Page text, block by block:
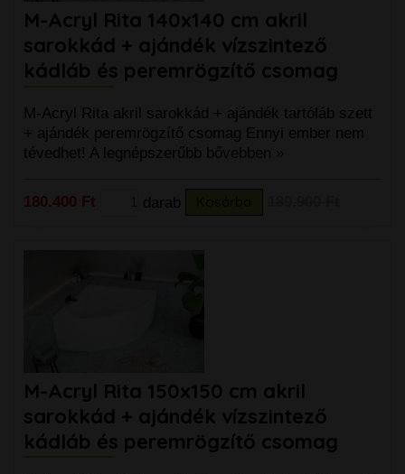
M-Acryl Rita 140x140 cm akril
sarokkád + ajándék vízszintező
kádláb és peremrögzítő csomag
M-Acryl Rita akril sarokkád + ajándék tartóláb szett
+ ajándék peremrögzítő csomag Ennyi ember nem
tévedhet! A legnépszerűbb bővebben »
180.400 Ft darab
M-Acryl Rita 150x150 cm akril
sarokkád + ajándék vízszintező
kádláb és peremrögzítő csomag